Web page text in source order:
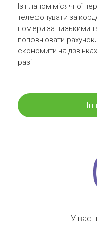
Із планом місячної
телефонувати за
номери за низькими
поповнювати
економити на
разі
У вас